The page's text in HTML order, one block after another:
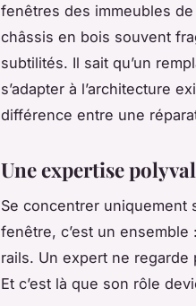
fenêtres des immeubles
châssis en bois souvent
subtilités. Il sait qu’un
s’adapter à l’architecture
différence entre une
Une expertise
Se concentrer uniquement
fenêtre, c’est un
rails. Un expert ne regarde
Et c’est là que son rôle